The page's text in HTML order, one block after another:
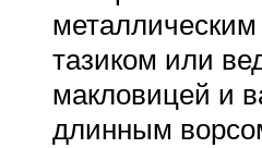
тазиком или
макловицей и
длинным